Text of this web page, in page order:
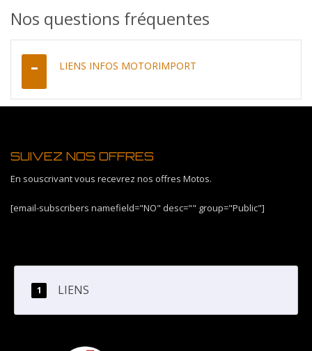
Nos questions fréquentes
LIENS INFOS MOTORIMPORT
SUIVEZ NOS OFFRES
En souscrivant vous recevrez nos offres Motos.
[email-subscribers namefield="NO" desc="" group="Public"]
LIENS